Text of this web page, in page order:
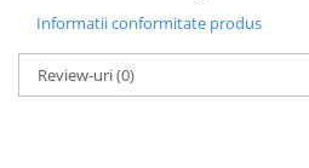
Informatii conformitate produs
Review-uri(0)